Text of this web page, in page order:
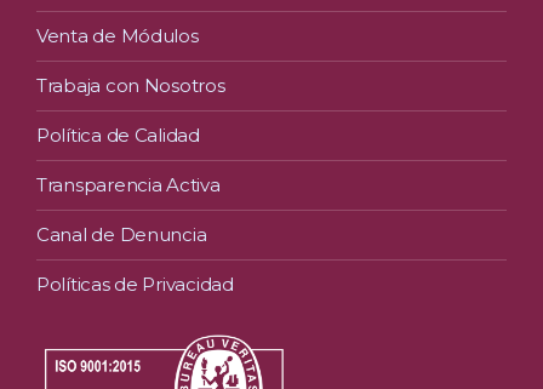
Venta de Módulos
Trabaja con Nosotros
Política de Calidad
Transparencia Activa
Canal de Denuncia
Políticas de Privacidad